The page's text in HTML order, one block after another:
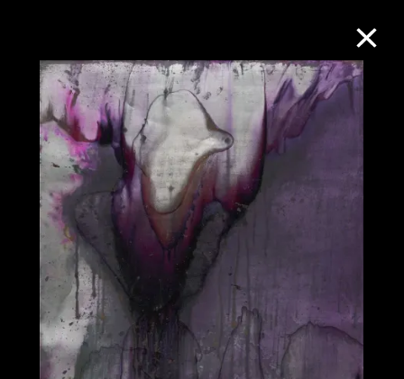
M+藏品
進一步篩選
關於M+藏品
探索世界頂級的二十及二十一世紀視覺
文化藏品。